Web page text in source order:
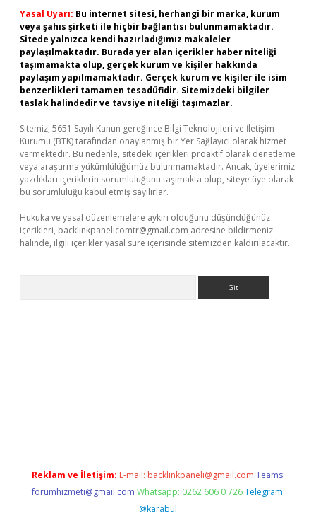
Yasal Uyarı: Bu internet sitesi, herhangi bir marka, kurum
veya şahıs şirketi ile hiçbir bağlantısı bulunmamaktadır.
Sitede yalnızca kendi hazırladığımız makaleler
paylaşılmaktadır. Burada yer alan içerikler haber niteliği
taşımamakta olup, gerçek kurum ve kişiler hakkında
paylaşım yapılmamaktadır. Gerçek kurum ve kişiler ile isim
benzerlikleri tamamen tesadüfidir. Sitemizdeki bilgiler
taslak halindedir ve tavsiye niteliği taşımazlar.
Sitemiz, 5651 Sayılı Kanun gereğince Bilgi Teknolojileri ve İletişim
Kurumu (BTK) tarafından onaylanmış bir Yer Sağlayıcı olarak hizmet
vermektedir. Bu nedenle, sitedeki içerikleri proaktif olarak denetleme
veya araştırma yükümlülüğümüz bulunmamaktadır. Ancak, üyelerimiz
yazdıkları içeriklerin sorumluluğunu taşımakta olup, siteye üye olarak
bu sorumluluğu kabul etmiş sayılırlar.
Hukuka ve yasal düzenlemelere aykırı olduğunu düşündüğünüz
içerikleri, backlinkpanelicomtr@gmail.com adresine bildirmeniz
halinde, ilgili içerikler yasal süre içerisinde sitemizden kaldırılacaktır.
Reklam ve İletişim: E-mail: backlinkpaneli@gmail.com Teams:
forumhizmeti@gmail.com Whatsapp: 0262 606 0 726 Telegram:
@karabul